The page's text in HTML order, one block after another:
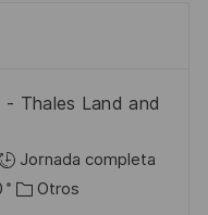
Thales Land and
Jornada completa
C Otros